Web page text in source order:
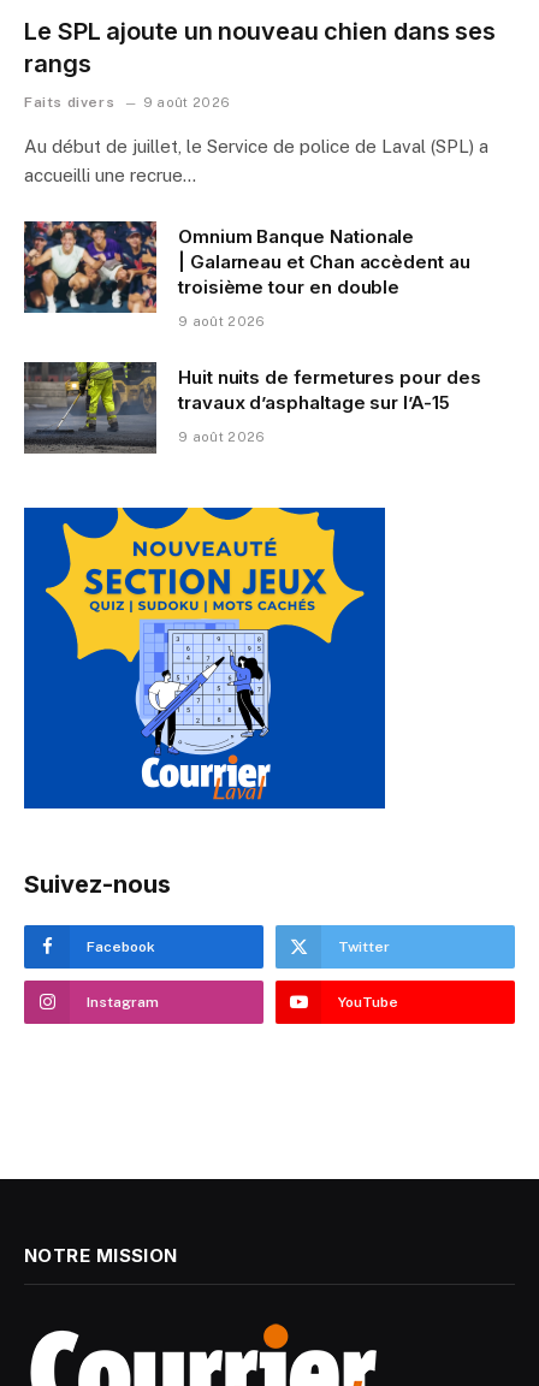
Le SPL ajoute un nouveau chien dans ses
rangs
Faits divers 9 août 2026
Au début de juillet, le Service de police de Laval (SPL) a
accueilli une recrue…
Omnium Banque Nationale
| Galarneau et Chan accèdent au
troisième tour en double
9 août 2026
Huit nuits de fermetures pour des
travaux d’asphaltage sur l’A-15
9 août 2026
Suivez-nous
Facebook Twitter
Instagram YouTube
NOTRE MISSION